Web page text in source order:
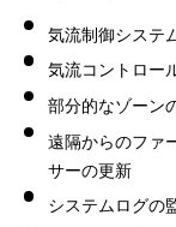
気流制御システ
気流コントロー
部分的なゾーン
遠隔からのファ
サーの更新
システムログの